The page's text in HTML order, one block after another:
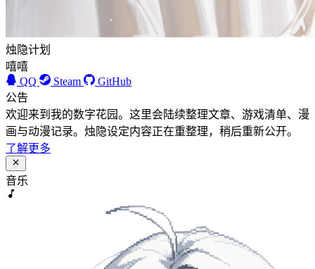
烛隐计划
嘻嘻
QQ
Steam
GitHub
公告
欢迎来到我的数字花园。这里会陆续整理文章、游戏清单、漫
画与动漫记录。烛隐设定内容正在重整理，稍后重新公开。
了解更多
音乐